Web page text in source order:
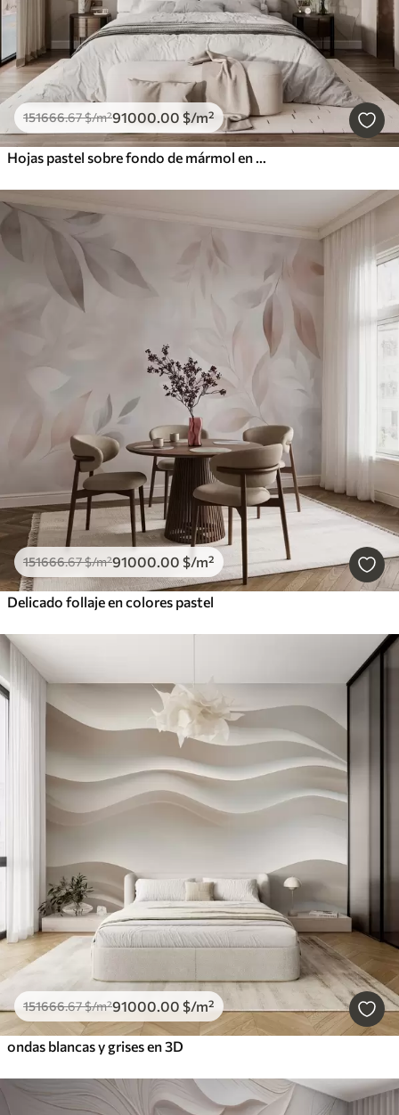
151666.67$/m²91000.00 $/m²
Hojas pastel sobre fondo de mármol en tonos beige
151666.67$/m²91000.00 $/m²
Delicado follaje en colores pastel
151666.67$/m²91000.00 $/m²
ondas blancas y grises en 3D